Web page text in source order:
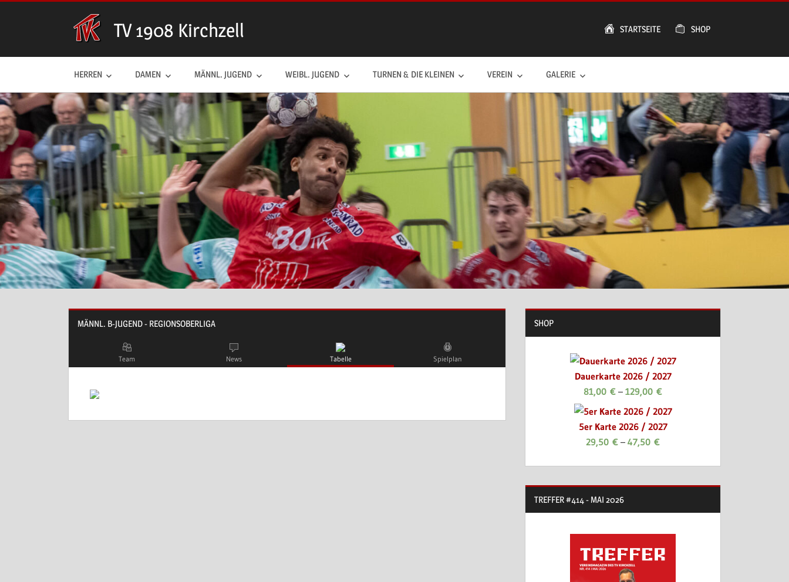
TV 1908 Kirchzell STARTSEITE SHOP
HERREN DAMEN MÄNNL. JUGEND WEIBL. JUGEND TURNEN & DIE KLEINEN VEREIN GALERIE
MÄNNL. B-JUGEND - REGIONSOBERLIGA
Team News Tabelle Spielplan
SHOP
Dauerkarte 2026 / 2027
81,00€ –129,00€
5er Karte 2026 / 2027
29,50€ –47,50€
TREFFER #414 - MAI 2026